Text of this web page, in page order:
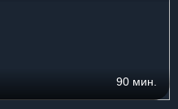
90 мин.